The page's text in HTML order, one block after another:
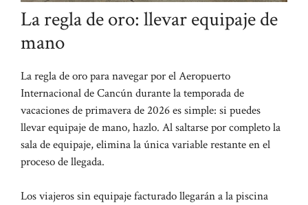
La regla de oro: llevar equipaje de
mano
La regla de oro para navegar por el Aeropuerto
Internacional de Cancún durante la temporada de
vacaciones de primavera de 2026 es simple: si puedes
llevar equipaje de mano, hazlo. Al saltarse por completo la
sala de equipaje, elimina la única variable restante en el
proceso de llegada.
Los viajeros sin equipaje facturado llegarán a la piscina